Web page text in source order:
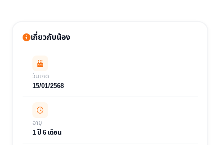
เกี่ยวกับน้อง
วันเกิด
15/01/2568
อายุ
1 ปี 6 เดือน